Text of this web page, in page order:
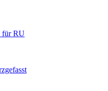
für RU